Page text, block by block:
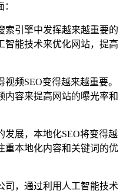
索引擎中发挥越来越重要的
智能技术来优化网站，提高
频SEO变得越来越重要。
内容来提高网站的曝光率和
发展，本地化SEO将变得越
重本地化内容和关键词的优
司，通过利用人工智能技术